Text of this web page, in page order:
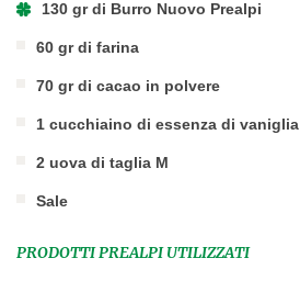
130 gr di Burro Nuovo Prealpi
60 gr di farina
70 gr di cacao in polvere
1 cucchiaino di essenza di vaniglia
2 uova di taglia M
Sale
PRODOTTI PREALPI UTILIZZATI